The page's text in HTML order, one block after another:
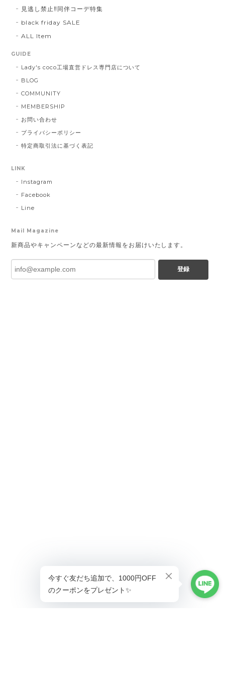
見逃し禁止‼同伴コーデ特集
black friday SALE
ALL Item
GUIDE
Lady's coco工場直営ドレス専門店について
BLOG
COMMUNITY
MEMBERSHIP
お問い合わせ
プライバシーポリシー
特定商取引法に基づく表記
LINK
Instagram
Facebook
Line
Mail Magazine
新商品やキャンペーンなどの最新情報をお届けいたします。
登録
ショップに質問する